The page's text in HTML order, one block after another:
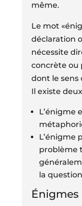
même.
Le mot
déclaration
nécessite
concrète ou
dont le sens
Il existe
L’énigme
L’énigme
problème
la